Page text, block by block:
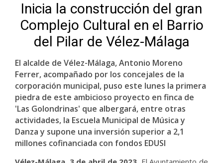
Inicia la construcción del gran
Complejo Cultural en el Barrio
del Pilar de Vélez-Málaga
El alcalde de Vélez-Málaga, Antonio Moreno
Ferrer, acompañado por los concejales de la
corporación municipal, puso este lunes la primera
piedra de este ambicioso proyecto en finca de
'Las Golondrinas' que albergará, entre otras
actividades, la Escuela Municipal de Música y
Danza y supone una inversión superior a 2,1
millones cofinanciada con fondos EDUSI